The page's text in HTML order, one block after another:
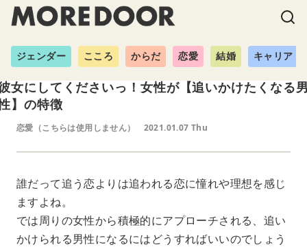
ジェンダー こころ からだ 恋愛 結婚 キャリア
女にしてくださいっ！女性が【追いかけたくなる
】の特徴
恋愛（こちらは使用しません） 2021.01.07 Thu
誰だって追う恋よりは追われる恋に憧れや理想を感じ
ますよね。
では周りの女性から積極的にアプローチされる、追い
かけられる男性になるにはどうすればいいのでしょう